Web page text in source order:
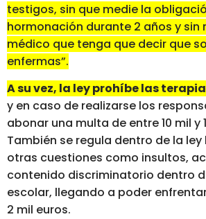
testigos, sin que medie la
hormonación durante 2 años y sin
médico que tenga que decir que
enfermas”.
A su vez, la ley prohíbe las
y en caso de realizarse los
abonar una multa de entre 10 mil y
También se regula dentro de la
otras cuestiones como insultos,
contenido discriminatorio dentro
escolar, llegando a poder
2 mil euros.